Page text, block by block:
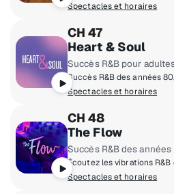
Spectacles et horaires
CH 47
Heart & Soul
Succès R&B pour
Succès R&B des années
Spectacles et horaires
CH 48
The Flow
Succès R&B des
Spectacles et horaires